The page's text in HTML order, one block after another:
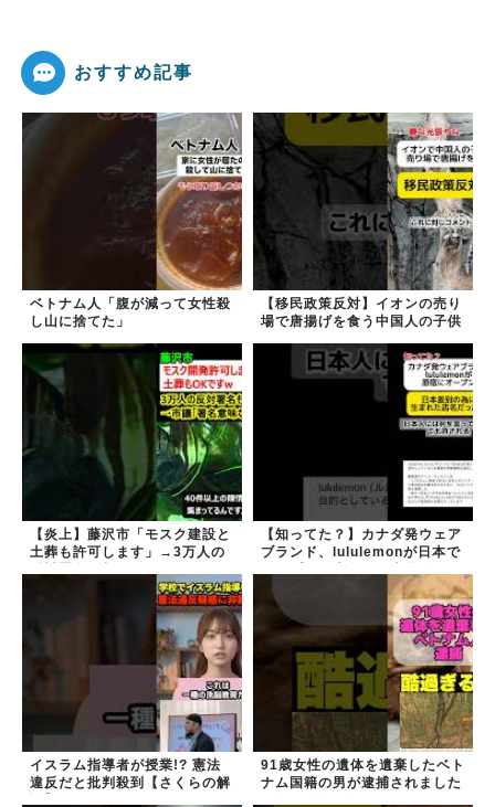
おすすめ記事
ベトナム人「腹が減って女性殺
し山に捨てた」
【移民政策反対】イオンの売り
場で唐揚げを食う中国人の子供
【炎上】藤沢市「モスク建設と
土葬も許可します」→3万人の
【知ってた？】カナダ発ウェア
ブランド、lululemonが日本で
イスラム指導者が授業!? 憲法
違反だと批判殺到【さくらの解
91歳女性の遺体を遺棄したベト
ナム国籍の男が逮捕されました